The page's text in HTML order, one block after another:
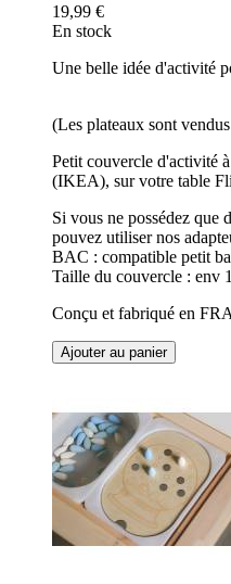
19,99 €
En stock
Une belle idée d'activité
(Les plateaux sont
Petit couvercle d'activité
(IKEA), sur votre table
Si vous ne possédez que
pouvez utiliser nos
BAC : compatible petit
Taille du couvercle : env
Conçu et fabriqué en
Ajouter au panier